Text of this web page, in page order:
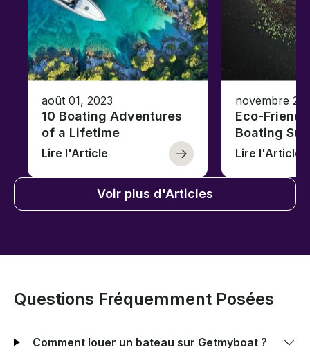
août 01, 2023
10 Boating Adventures
of a Lifetime
Lire l'Article
novembre
Eco-
Boating
Lire l'Article
Voir plus d'Articles
Questions Fréquemment Posées
Comment louer un bateau sur Getmyboat ?